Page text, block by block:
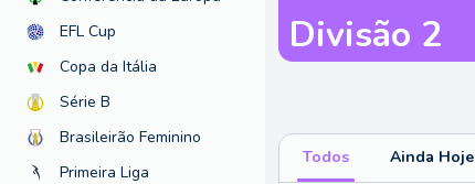
Divisão 2
Todos Ainda Hoje
EFL Cup
Copa da Itália
Série B
Brasileirão Feminino
Primeira Liga